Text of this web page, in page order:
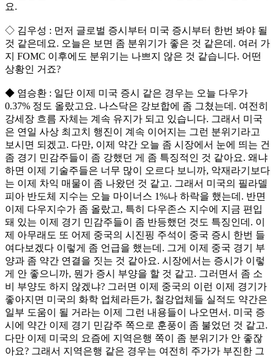
요.
◇ 김우성 : 먼저 글로벌 증시부터 미국 증시부터 한번 봐야 될
것 같은데요. 오늘은 보면 좀 분위기가 좋은 것 같은데. 여러 가
지 FOMC 이후에도 분위기는 나쁘지 않은 것 같습니다. 어떤
상황인 거죠?
◆ 염승환 : 일단 이제 미국 증시 같은 경우는 오늘 다우가
0.37% 정도 올랐고요. 나스닥은 강보합에 좀 그쳤는데. 여전히
강세장 흐름 자체는 계속 유지가 되고 있습니다. 그래서 미국
은 연일 사상 최고치 행진이 계속 이어지는 그런 분위기라고
보시면 되겠고. 다만, 이제 약간 오늘 좀 시장에서 눈에 띄는 건
좀 경기 민감주들이 좀 강했던 게 좀 특징적인 것 같아요. 왜냐
하면 이제 기술주들은 너무 많이 오르다 보니까, 악재라기보다
는 이제 차익 매물이 좀 나왔던 것 같고. 그래서 미국의 필라델
피아 반도체 지수는 오늘 마이너스 1%나 하락을 했는데. 반면
이제 다우지수가 좀 올랐고, 특히 다우존스 지수에 지금 편입
돼 있는 이제 경기 민감주들이 좀 반등했던 것도 특징인데. 이
제 아무래도 또 어제 중국의 시진핑 주석이 중국 증시 한번 들
여다보겠다 이렇게 좀 언급을 했는데. 그게 이제 중국 경기 부
양과 좀 약간 연결을 짓는 것 같아요. 시장에서는 증시가 이렇
게 안 좋으니까, 뭔가 증시 부양을 할 것 같고. 그러면서 좀 소
비 부양도 하지 않겠냐? 그러면 이제 중국의 이런 이제 경기가
좋아지면 미국의 화학 업체라든가, 철강업체들 실적도 약간은
일부 도움이 될 거라는 이제 그런 내용들이 나오면서. 미국 증
시에 약간 이제 경기 민감주 쪽으로 훈풍이 좀 불었던 것 같고.
다만 이제 미국의 요즘에 지역은행 쪽이 좀 분위기가 안 좋잖
아요? 그래서 지역은행 같은 경우는 여전히 주가가 부진한 그